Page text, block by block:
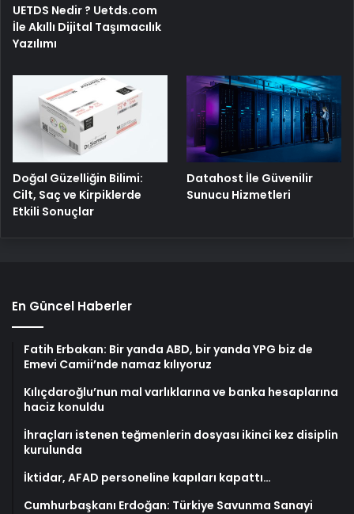
UETDS Nedir ? Uetds.com
İle Akıllı Dijital Taşımacılık
Yazılımı
Doğal Güzelliğin Bilimi:
Cilt, Saç ve Kirpiklerde
Etkili Sonuçlar
Datahost İle Güvenilir
Sunucu Hizmetleri
En Güncel Haberler
Fatih Erbakan: Bir yanda ABD, bir yanda YPG biz de
Emevi Camii’nde namaz kılıyoruz
Kılıçdaroğlu’nun mal varlıklarına ve banka hesaplarına
haciz konuldu
İhraçları istenen teğmenlerin dosyası ikinci kez disiplin
kurulunda
İktidar, AFAD personeline kapıları kapattı…
Cumhurbaşkanı Erdoğan: Türkiye Savunma Sanayi